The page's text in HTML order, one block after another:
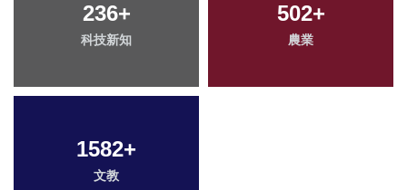
236+
科技新知
502+
農業
1582+
文教